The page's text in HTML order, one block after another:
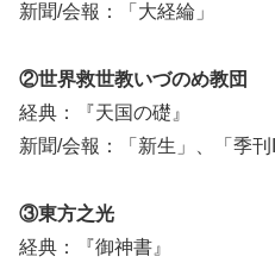
新聞/会報：「大経綸」
②世界救世教いづのめ教団
経典：『天国の礎』
新聞/会報：「新生」、「季刊
③東方之光
経典：『御神書』